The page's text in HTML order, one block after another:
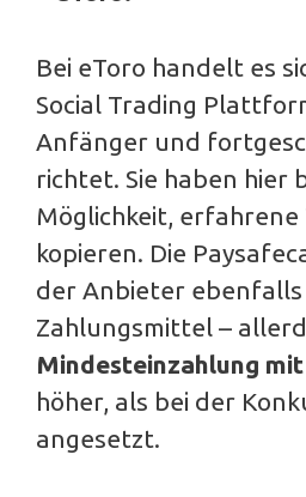
Bei eToro handelt es
Social Trading
Anfänger und
richtet. Sie haben hier
Möglichkeit, erfahrene
kopieren. Die
der Anbieter ebenfalls
Zahlungsmittel –
Mindesteinzahlung
höher, als bei der
angesetzt.